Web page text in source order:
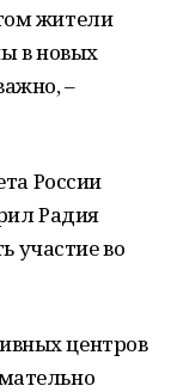
жители
в новых
–
России
Радия
участие во
центров